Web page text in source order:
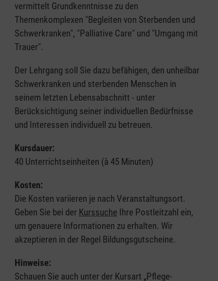
vermittelt Grundkenntnisse zu den
Themenkomplexen "Begleiten von Sterbenden und
Schwerkranken", "Palliative Care" und "Umgang mit
Trauer".
Der Lehrgang soll Sie dazu befähigen, den unheilbar
Schwerkranken und sterbenden Menschen in
seinem letzten Lebensabschnitt - unter
Berücksichtigung seiner individuellen Bedürfnisse
und Interessen individuell zu betreuen.
Kursdauer:
40 Unterrichtseinheiten (à 45 Minuten)
Kosten:
Die Kosten variieren je nach Veranstaltungsort.
Geben Sie bei der Kurssuche Ihre Postleitzahl ein,
um genauere Informationen zu erhalten. Wir
akzeptieren in der Regel Bildungsgutscheine.
Hinweise:
Schauen Sie auch unter der Kursart „Pflege-